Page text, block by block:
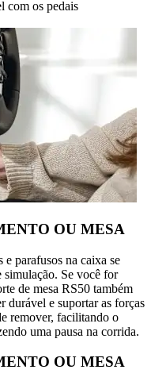
com os pedais
OU MESA
parafusos na caixa se
Se você for
de mesa RS50 também
durável e suportar as forças
remover, facilitando o
uma pausa na corrida.
OU MESA